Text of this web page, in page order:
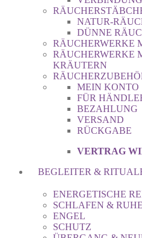
NATUR-
DÜNNE
RÄUCHERWERKE
RÄUCHERWERKE
KRÄUTERN
MEIN KONTO
FÜR
BEZAHLUNG
VERSAND
RÜCKGABE
VERTRAG
BEGLEITER &
ENERGETISCHE
SCHLAFEN &
ENGEL
SCHUTZ